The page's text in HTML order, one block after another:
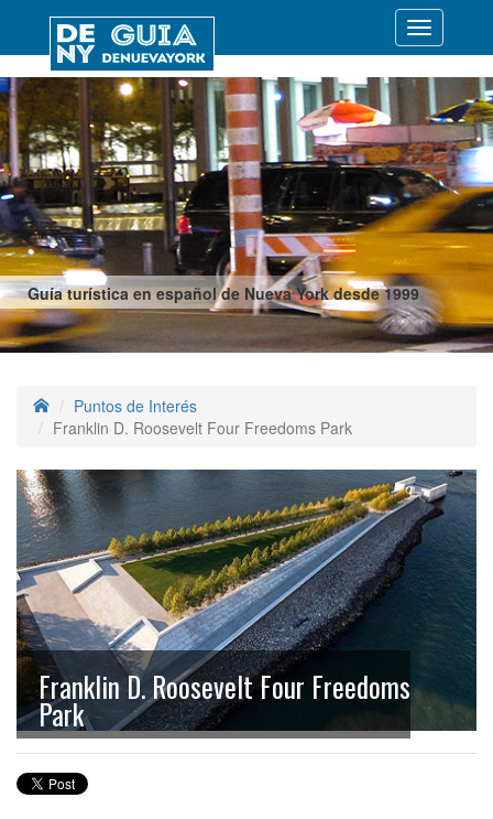
Guía turística en español de Nueva York desde 1999
Desplegar
Puntos de Interés
Franklin D. Roosevelt Four Freedoms Park
Franklin D. Roosevelt Four Freedoms
Park